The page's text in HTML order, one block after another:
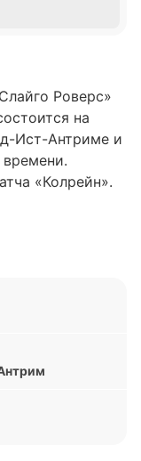
Роверс»
на
Ист-Антриме и
«Колрейн».
Джона
(2:2),
не отличается